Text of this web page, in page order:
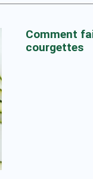
Comment
courgettes